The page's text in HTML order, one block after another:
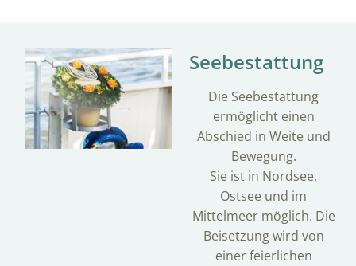
Seebestattung
Die Seebestattung
ermöglicht einen
Abschied in Weite und
Bewegung.
Sie ist in Nordsee,
Ostsee und im
Mittelmeer möglich. Die
Beisetzung wird von
einer feierlichen